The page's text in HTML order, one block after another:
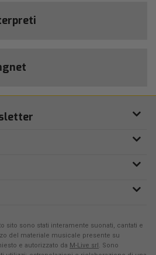
sito sono stati interamente suonati, cantati e
del materiale musicale presente su
e autorizzato da M-Live srl. Sono